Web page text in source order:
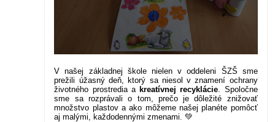
V našej základnej škole nielen v oddeleni ŠZŠ sme
prežili úžasný deň, ktorý sa niesol v znamení ochrany
životného prostredia a kreatívnej recyklácie . Spoločne
sme sa rozprávali o tom, prečo je dôležité znižovať
množstvo plastov a ako môžeme našej planéte pomôcť
aj malými, každodennými zmenami. 💚